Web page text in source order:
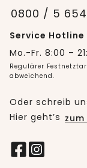
0800 / 5
Service Hotline
Mo.-Fr. 8:00 –
Regulärer
abweichend.
Oder schreib
Hier geht’s